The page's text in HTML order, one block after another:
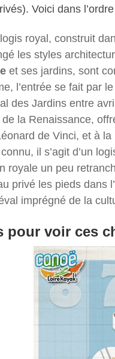
Voici dans
royal, construit
les styles
et ses jardins, sont
l’entrée se fait par
des Jardins entre
la Renaissance,
de Vinci, et à
il s’agit d’un
royale un peu
privé les pieds dans
imprégné de la
pour voir ces